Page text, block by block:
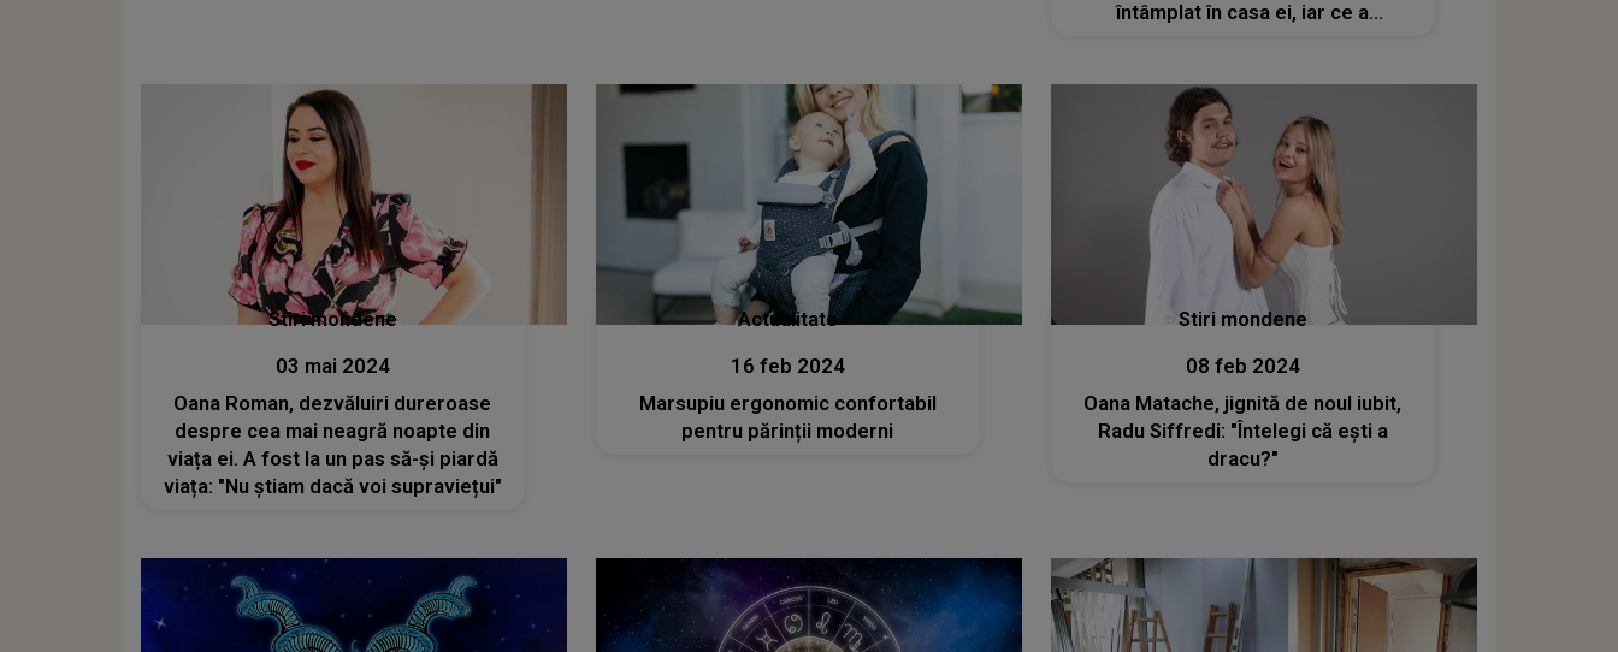
întâmplat în casa ei, iar ce a
efectiv, pentru că nu știam ce..."
Stiri mondene
03 mai 2024
Oana Roman, dezvăluiri dureroase
despre cea mai neagră noapte din
viața ei. A fost la un pas să-și piardă
viața: "Nu știam dacă voi supraviețui"
Actualitate
16 feb 2024
Marsupiu ergonomic confortabil
pentru părinții moderni
Stiri mondene
08 feb 2024
Oana Matache, jignită de noul iubit,
Radu Siffredi: "Întelegi că ești a
dracu?"